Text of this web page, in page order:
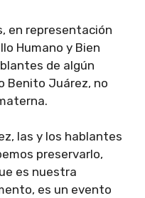
en representación
Humano y Bien
de algún
Benito Juárez, no
las y los hablantes
preservarlo,
es nuestra
es un evento